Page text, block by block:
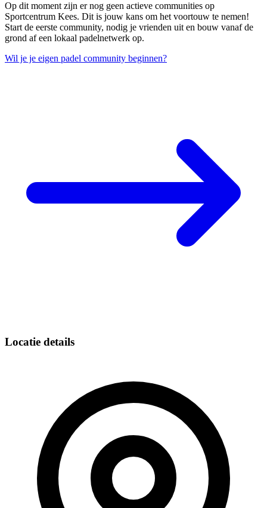
Op dit moment zijn er nog geen actieve communities op
Sportcentrum Kees. Dit is jouw kans om het voortouw te nemen!
Start de eerste community, nodig je vrienden uit en bouw vanaf de
grond af een lokaal padelnetwerk op.
Wil je je eigen padel community beginnen?
Locatie details